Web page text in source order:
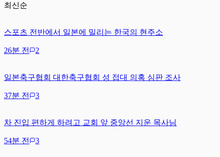
최신순
스포츠 전반에서 일본에 밀리는 한국의 현주소
26분 전 2
일본축구협회 대한축구협회 성 접대 의혹 심판 조사
37분 전 3
차 진입 편하게 하려고 교회 앞 중앙선 지운 목사님
54분 전 3